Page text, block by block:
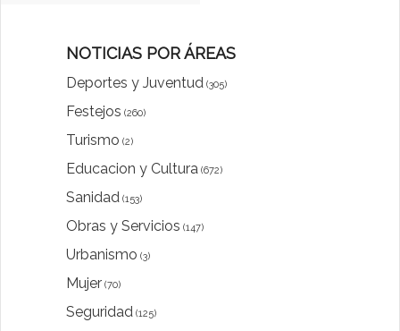
NOTICIAS POR ÁREAS
Deportes y Juventud (305)
Festejos (260)
Turismo (2)
Educacion y Cultura (672)
Sanidad (153)
Obras y Servicios (147)
Urbanismo (3)
Mujer (70)
Seguridad (125)